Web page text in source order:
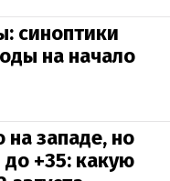
синоптики
на начало
западе, но
+35: какую